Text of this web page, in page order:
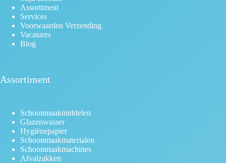
Assortiment
Services
Voorwaarden Verzending
Vacatures
Blog
Assortiment
Schoonmaakmiddelen
Glazenwasser
Hygiënepapier
Schoonmaakmaterialen
Schoonmaakmachines
Afvalzakken